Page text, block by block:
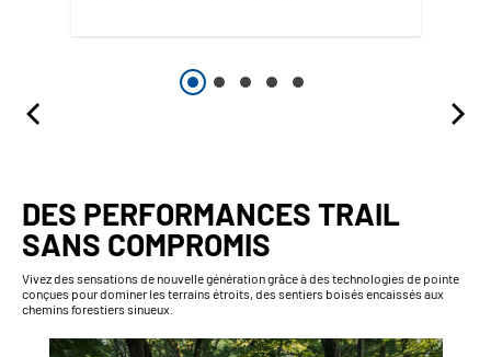
DES PERFORMANCES TRAIL
SANS COMPROMIS
Vivez des sensations de nouvelle génération grâce à des technologies de pointe
conçues pour dominer les terrains étroits, des sentiers boisés encaissés aux
chemins forestiers sinueux.